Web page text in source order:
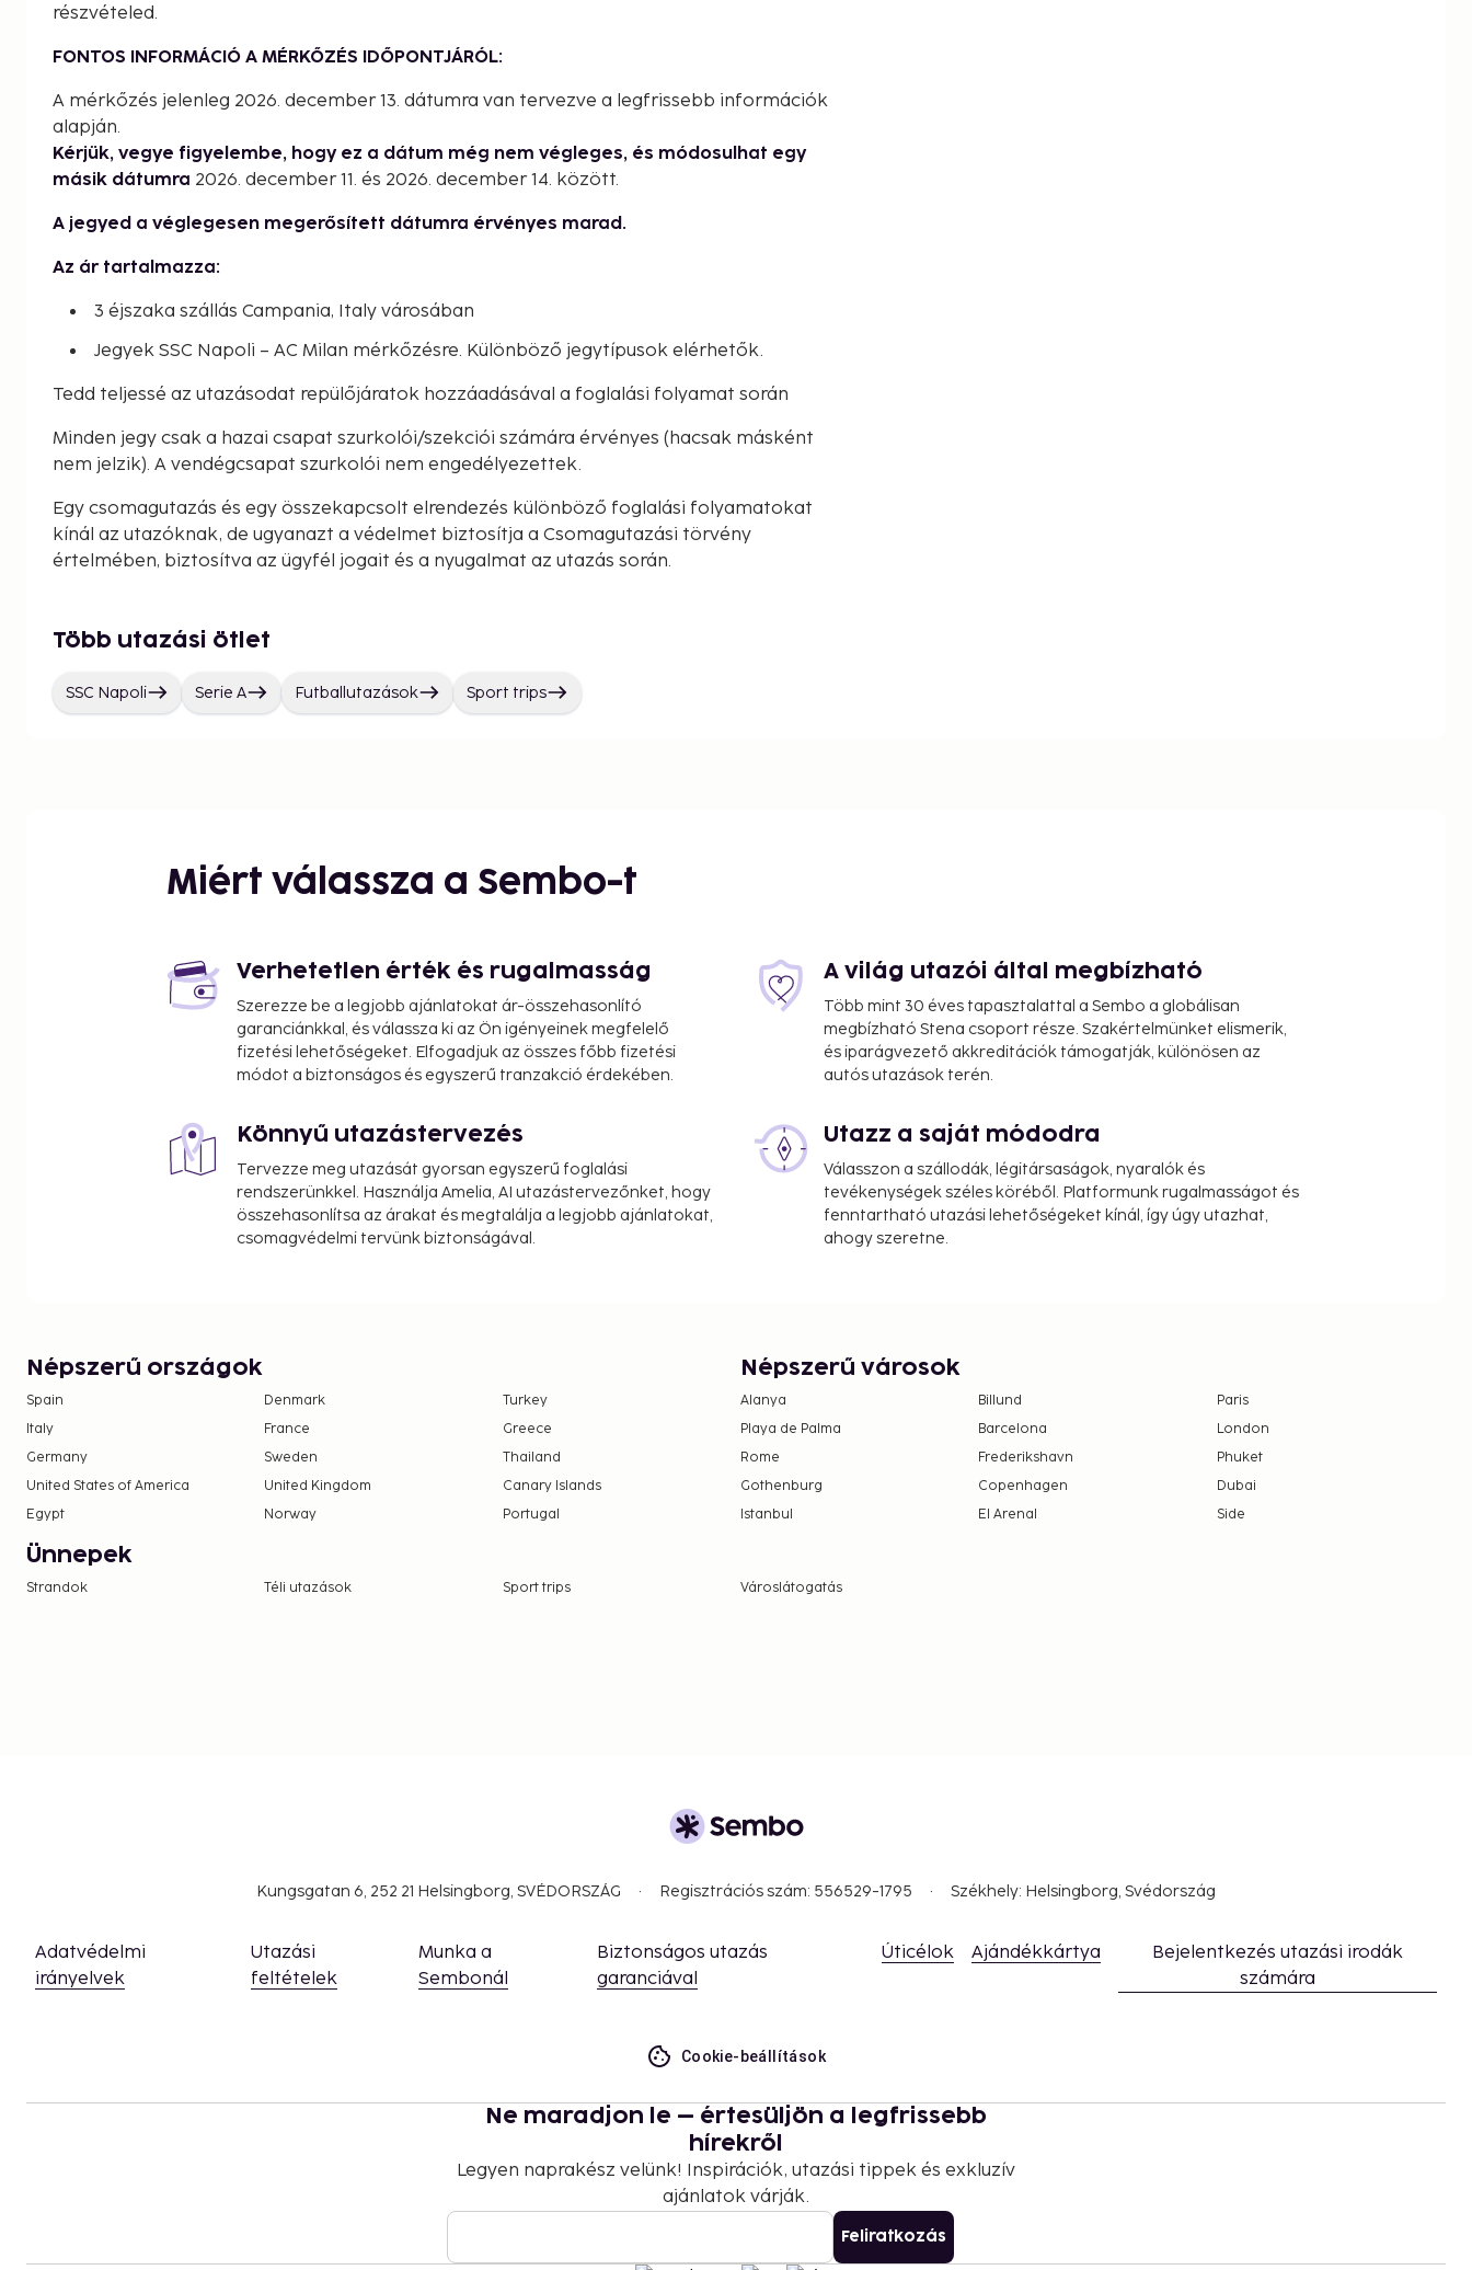
részvételed.
FONTOS INFORMÁCIÓ A MÉRKŐZÉS IDŐPONTJÁRÓL:
A mérkőzés jelenleg 2026. december 13. dátumra van tervezve a legfrissebb információk
alapján.
Kérjük, vegye figyelembe, hogy ez a dátum még nem végleges, és módosulhat egy
másik dátumra 2026. december 11. és 2026. december 14. között.
A jegyed a véglegesen megerősített dátumra érvényes marad.
Az ár tartalmazza:
3 éjszaka szállás Campania, Italy városában
Jegyek SSC Napoli – AC Milan mérkőzésre. Különböző jegytípusok elérhetők.
Tedd teljessé az utazásodat repülőjáratok hozzáadásával a foglalási folyamat során
Minden jegy csak a hazai csapat szurkolói/szekciói számára érvényes (hacsak másként
nem jelzik). A vendégcsapat szurkolói nem engedélyezettek.
Egy csomagutazás és egy összekapcsolt elrendezés különböző foglalási folyamatokat
kínál az utazóknak, de ugyanazt a védelmet biztosítja a Csomagutazási törvény
értelmében, biztosítva az ügyfél jogait és a nyugalmat az utazás során.
Több utazási ötlet
SSC Napoli Serie A Futballutazások Sport trips
Miért válassza a Sembo-t
Verhetetlen érték és rugalmasság
Szerezze be a legjobb ajánlatokat ár-összehasonlító
garanciánkkal, és válassza ki az Ön igényeinek megfelelő
fizetési lehetőségeket. Elfogadjuk az összes főbb fizetési
módot a biztonságos és egyszerű tranzakció érdekében.
A világ utazói által megbízható
Több mint 30 éves tapasztalattal a Sembo a globálisan
megbízható Stena csoport része. Szakértelmünket elismerik,
és iparágvezető akkreditációk támogatják, különösen az
autós utazások terén.
Könnyű utazástervezés
Tervezze meg utazását gyorsan egyszerű foglalási
rendszerünkkel. Használja Amelia, AI utazástervezőnket, hogy
összehasonlítsa az árakat és megtalálja a legjobb ajánlatokat,
csomagvédelmi tervünk biztonságával.
Utazz a saját módodra
Válasszon a szállodák, légitársaságok, nyaralók és
tevékenységek széles köréből. Platformunk rugalmasságot és
fenntartható utazási lehetőségeket kínál, így úgy utazhat,
ahogy szeretne.
Népszerű országok
Spain Denmark
Turkey
Italy
France
Greece
Germany
Sweden
Thailand
United States of America
United Kingdom
Canary Islands
Egypt
Norway Portugal
Népszerű városok
Alanya Billund
Paris
Playa de Palma
Barcelona
London
Rome
Frederikshavn
Phuket
Gothenburg
Copenhagen
Dubai
Istanbul
El Arenal Side
Ünnepek
Strandok Téli utazások Sport trips Városlátogatás
Kungsgatan 6, 252 21 Helsingborg, SVÉDORSZÁG Regisztrációs szám: 556529-1795 Székhely: Helsingborg, Svédország
Adatvédelmi
irányelvek
Utazási
feltételek
Munka a
Sembonál
Biztonságos utazás
garanciával
Úticélok Ajándékkártya
Bejelentkezés utazási irodák
számára
Cookie-beállítások
Ne maradjon le – értesüljön a legfrissebb
hírekről
Legyen naprakész velünk! Inspirációk, utazási tippek és exkluzív
ajánlatok várják.
Feliratkozás